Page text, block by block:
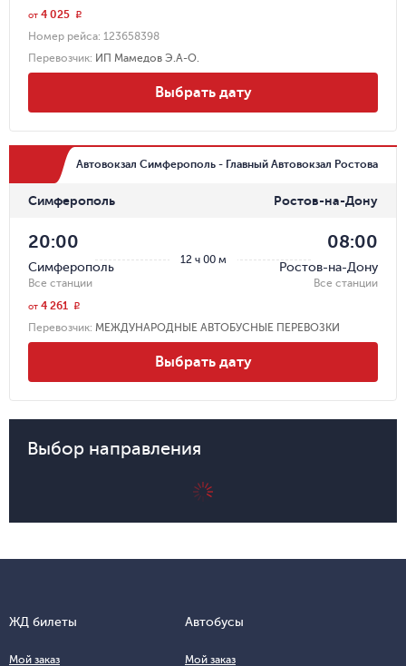
Выбор направления
Номер рейса: 123658398
Перевозчик: ИП Мамедов Э.А-О.
от 4 025 r
Выбрать дату
Автовокзал Симферополь - Главный Автовокзал Ростова
Симферополь Ростов-на-Дону
12 ч 00 м
20:00
Симферополь
Все станции
08:00
Ростов-на-Дону
Все станции
Перевозчик: МЕЖДУНАРОДНЫЕ АВТОБУСНЫЕ ПЕРЕВОЗКИ
от 4 261 r
Выбрать дату
ЖД билеты
Мой заказ
Автобусы
Мой заказ